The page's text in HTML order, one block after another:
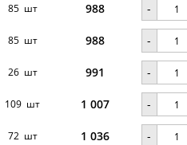
85 шт 988 -
85 шт 988 -
26 шт 991 -
109 шт 1 007 -
72 шт 1 036 -